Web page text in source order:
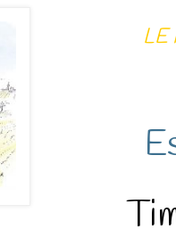
LE